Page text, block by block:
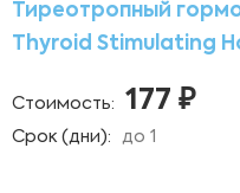
Тиреотропный
Thyroid Stimulating
Стоимость: 177 ₽
Срок (дни): до 1